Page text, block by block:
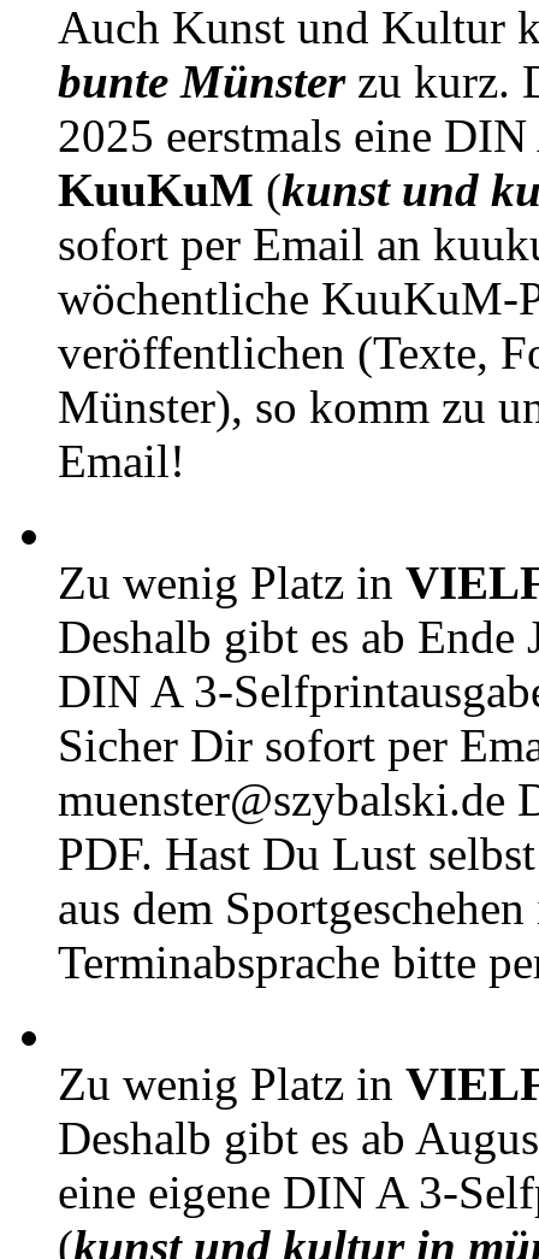
Auch Kunst und Kultur
bunte Münsterzu kurz.
2025 eerstmals eine
KuuKuM (kunst und
sofort per Email an
wöchentliche KuuKuM-
veröffentlichen (Texte,
Münster), so komm zu
Email!
Zu wenig Platz in
Deshalb gibt es ab Ende
DIN A 3-
Sicher Dir sofort per
muenster@szybalski.de
PDF. Hast Du Lust
aus dem
Terminabsprache bitte
Zu wenig Platz in
Deshalb gibt es ab
eine eigene DIN A 3-
(kunst und kultur in